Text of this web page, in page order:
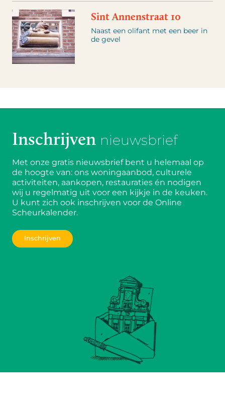
Sint Annenstraat 10
Naast een olifant met een beer in
de gevel
Inschrijven nieuwsbrief
Met onze gratis nieuwsbrief bent u helemaal op
de hoogte van: ons woningaanbod, culturele
activiteiten, aankopen, restauraties én nodigen
wij u regelmatig uit voor een kijkje in de keuken.
U kunt zich ook inschrijven voor de Online
Scheurkalender.
Inschrijven